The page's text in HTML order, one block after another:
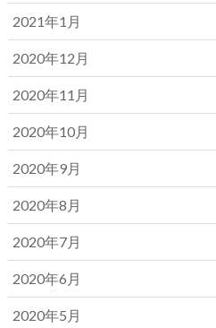
2021年1月
2020年12月
2020年11月
2020年10月
2020年9月
2020年8月
2020年7月
2020年6月
2020年5月